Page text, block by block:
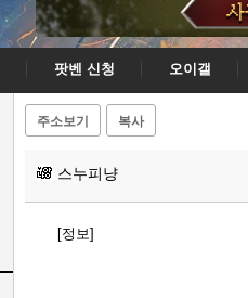
팟벤 신청 오이갤
주소보기 복사
스누피냥
[정보]